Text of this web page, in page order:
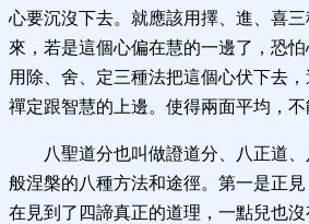
心要沉沒下去。就應該用擇、進、喜
來，若是這個心偏在慧的一邊了，恐
用除、舍、定三種法把這個心伏下去
禪定跟智慧的上邊。使得兩面平均，不
八聖道分也叫做證道分、八正道
般涅槃的八種方法和途徑。第一是正
在見到了四諦真正的道理，一點兒也